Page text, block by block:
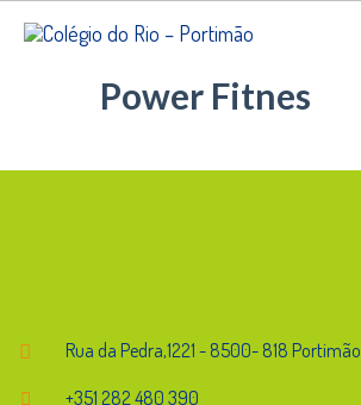
Power Fitnes
Rua da Pedra,1221 - 8500- 818 Portimão
+351 282 480 390